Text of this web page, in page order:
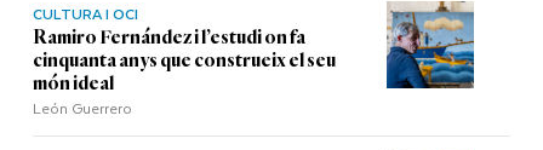
CULTURA I OCI
Ramiro Fernández i l’estudi on fa
cinquanta anys que construeix el seu
món ideal
León Guerrero